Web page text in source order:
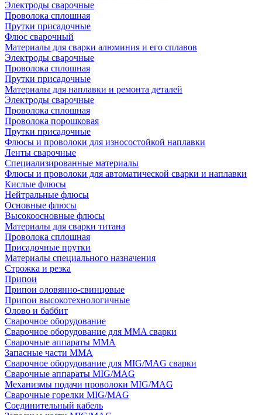
Электроды сварочные
Проволока сплошная
Прутки присадочные
Флюс сварочный
Материалы для сварки алюминия и его сплавов
Электроды сварочные
Проволока сплошная
Прутки присадочные
Материалы для наплавки и ремонта деталей
Электроды сварочные
Проволока сплошная
Проволока порошковая
Прутки присадочные
Флюсы и проволоки для износостойкой наплавки
Ленты сварочные
Специализированные материалы
Флюсы и проволоки для автоматической сварки и наплавки
Кислые флюсы
Нейтральные флюсы
Основные флюсы
Высокоосновные флюсы
Материалы для сварки титана
Проволока сплошная
Присадочные прутки
Материалы специального назначения
Строжка и резка
Припои
Припои оловянно-свинцовые
Припои высокотехнологичные
Олово и баббит
Сварочное оборудование
Сварочное оборудование для MMA сварки
Сварочные аппараты MMA
Запасные части MMA
Сварочное оборудование для MIG/MAG сварки
Сварочные аппараты MIG/MAG
Механизмы подачи проволоки MIG/MAG
Сварочные горелки MIG/MAG
Соединительный кабель